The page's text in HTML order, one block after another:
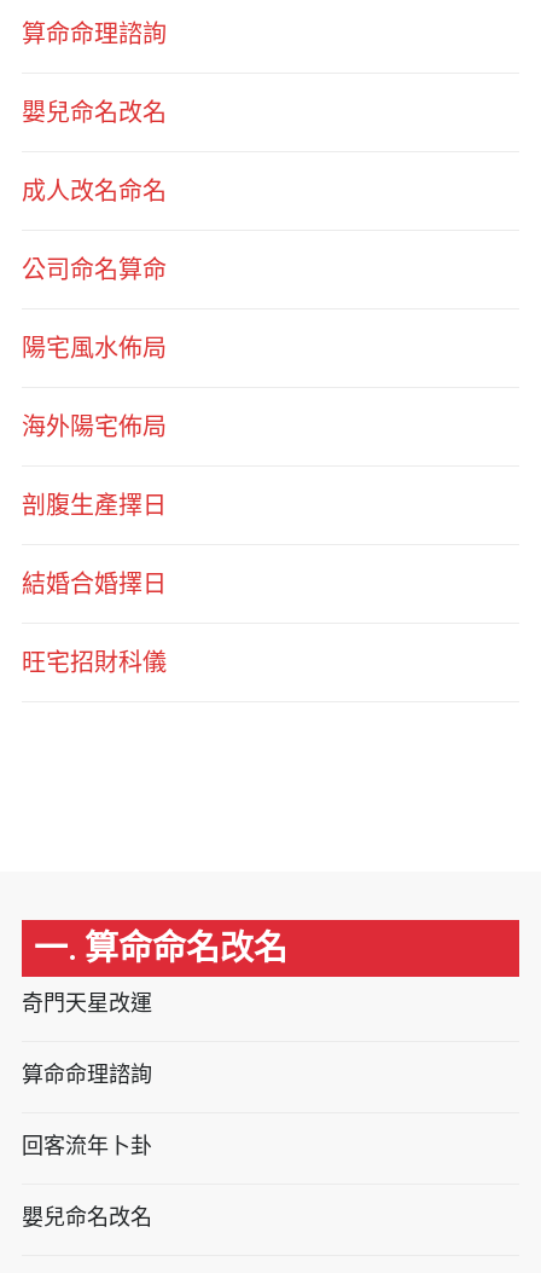
算命命理諮詢
嬰兒命名改名
成人改名命名
公司命名算命
陽宅風水佈局
海外陽宅佈局
剖腹生產擇日
結婚合婚擇日
旺宅招財科儀
一. 算命命名改名
奇門天星改運
算命命理諮詢
回客流年卜卦
嬰兒命名改名